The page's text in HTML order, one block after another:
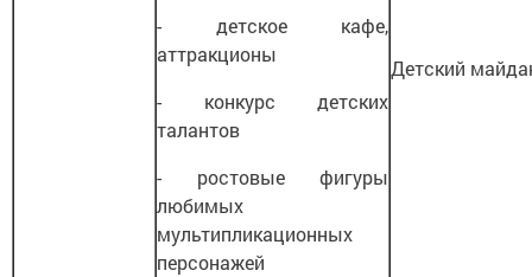
- детское кафе,
аттракционы
- конкурс детских
талантов
- ростовые фигуры
любимых
мультипликационных
персонажей
Детский